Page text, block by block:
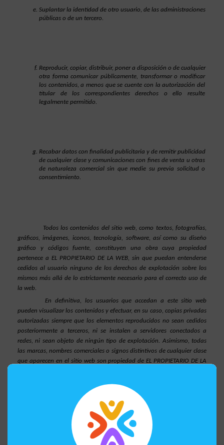
Suplantar la identidad de otro usuario, de las administraciones
públicas o de un tercero.
Reproducir, copiar, distribuir, poner a disposición o de cualquier
otra forma comunicar públicamente, transformar o modificar
los contenidos, a menos que se cuente con la autorización del
titular de los correspondientes derechos o ello resulte
legalmente permitido.
Recabar datos con finalidad publicitaria y de remitir publicidad
de cualquier clase y comunicaciones con fines de venta u otras
de naturaleza comercial sin que medie su previa solicitud o
consentimiento.
Todos los contenidos del sitio web, como textos, fotografías,
gráficos, imágenes, iconos, tecnología, software, así como su diseño
gráfico y códigos fuente, constituyen una obra cuya propiedad
pertenece a EL PROPIETARIO DE LA WEB, sin que puedan entenderse
cedidos al usuario ninguno de los derechos de explotación sobre los
mismos más allá de lo estrictamente necesario para el correcto uso de
la web.
En definitiva, los usuarios que accedan a este sitio web
pueden visualizar los contenidos y efectuar, en su caso, copias privadas
autorizadas siempre que los elementos reproducidos no sean cedidos
posteriormente a terceros, ni se instalen a servidores conectados a
redes, ni sean objeto de ningún tipo de explotación. Asimismo, todas
las marcas, nombres comerciales o signos distintivos de cualquier clase
que aparecen en el sitio web son propiedad de EL PROPIETARIO DE LA
La distribución, modificación, cesión o comunicación pública
de los contenidos y cualquier otro acto que no haya sido expresamente
autorizado por el titular de los derechos de explotación quedan
El establecimiento de un hiperenlace no implica en ningún